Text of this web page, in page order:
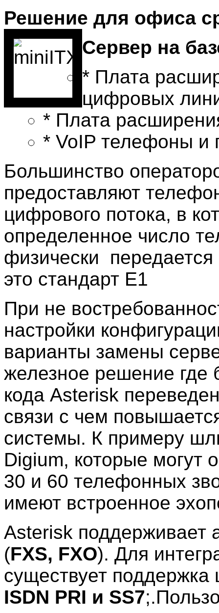
Решение для офиса
Сервер на
* Плата
цифровых
* Плата
* VoIP телефоны и
Большинство
предоставляют
цифрового потока, в
определенное число
физически
это стандарт E1
При не
настройки
варианты замены
железное решение где
кода Asterisk
связи с чем
системы. К примеру
Digium, которые могут
30 и 60 телефонных
имеют встроенное
Asterisk поддерживает
(FXS, FXO). Для
существует
ISDN PRI и SS7